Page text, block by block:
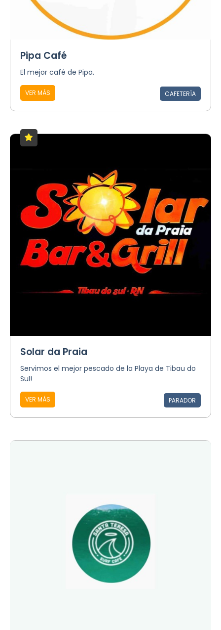
Pipa Café
El mejor café de Pipa.
VER MÁS CAFETERÍA
Solar da Praia
Servimos el mejor pescado de la Playa de Tibau do
Sul!
VER MÁS PARADOR